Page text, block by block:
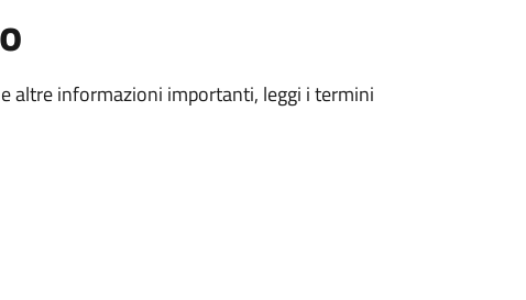
altre informazioni importanti, leggi i termini